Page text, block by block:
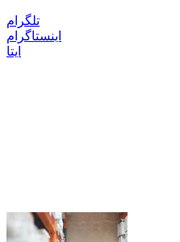
تلگرام
اینستاگرام
ایتا